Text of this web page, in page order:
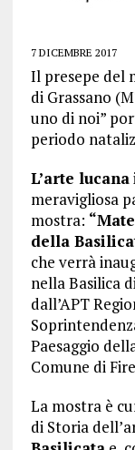
7 DICEMBRE 2017
Il presepe del
di Grassano
uno di noi”
periodo
L’arte lucana
meravigliosa
mostra:
della
che verrà
nella Basilica
dall’APT
Paesaggio
Comune di
La mostra è
di Storia